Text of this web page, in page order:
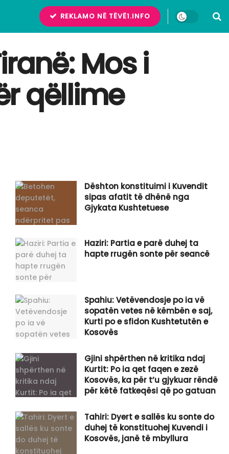
REKLAMO NË TËVË1.INFO
Mos i
qëllime
Dështon konstituimi i Kuvendit
sipas afatit të dhënë nga
Gjykata Kushtetuese
Haziri: Partia e parë duhej ta
hapte rrugën sonte për seancë
Spahiu: Vetëvendosje po ia vë
sopatën vetes në këmbën e saj,
Kurti po e sfidon Kushtetutën e
Kosovës
Gjini shpërthen në kritika ndaj
Kurtit: Po ia qet faqen e zezë
Kosovës, ka për t’u gjykuar rëndë
për këtë fatkeqësi që po gatuan
Tahiri: Dyert e sallës ku sonte do
duhej të konstituohej Kuvendi i
Kosovës, janë të mbyllura